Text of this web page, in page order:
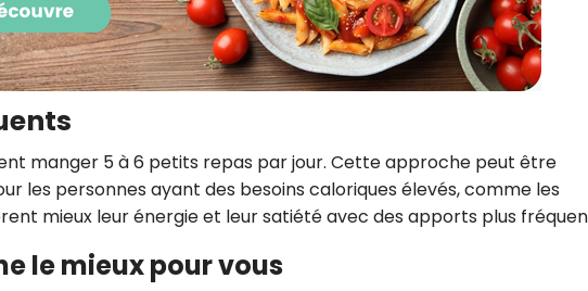
manger 5 à 6 petits repas par jour. Cette approche peut être
les personnes ayant des besoins caloriques élevés, comme les
mieux leur énergie et leur satiété avec des apports plus
le mieux pour vous